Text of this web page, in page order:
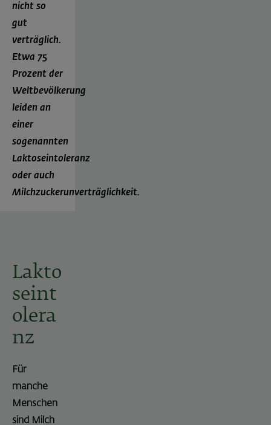
nicht so
gut
verträglich.
Etwa 75
Prozent der
Weltbevölkerung
leiden an
einer
sogenannten
Laktoseintoleranz
oder auch
Milchzuckerunverträglichkeit.
Lakto
seint
olera
nz
Für
manche
Menschen
sind Milch